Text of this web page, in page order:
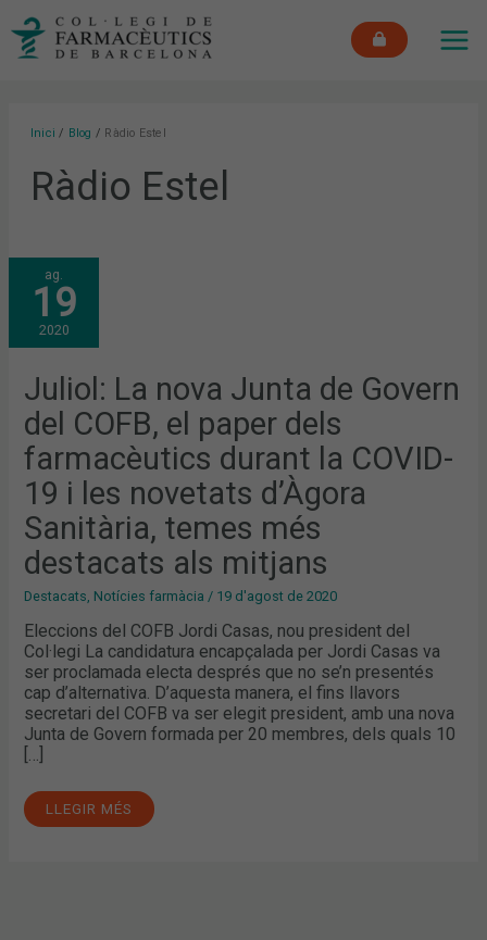
Inici Blog Ràdio Estel
Ràdio Estel
ag.
19
2020
Juliol: La nova Junta de Govern
del COFB, el paper dels
farmacèutics durant la COVID-
19 i les novetats d’Àgora
Sanitària, temes més
destacats als mitjans
Destacats Notícies farmàcia / 19 d'agost de 2020
Eleccions del COFB Jordi Casas, nou president del
Col·legi La candidatura encapçalada per Jordi Casas va
ser proclamada electa després que no se’n presentés
cap d’alternativa. D’aquesta manera, el fins llavors
secretari del COFB va ser elegit president, amb una nova
Junta de Govern formada per 20 membres, dels quals 10
JULIOL:
LA
NOVA
JUNTA
DE
GOVERN
DEL
EL
PAPER
DELS
FARMACÈUTICS
DURANT
COVID-
19
I
LES
NOVETATS
D’ÀGORA
TEMES
MÉS
DESTACATS
ALS
LLEGIR MÉS